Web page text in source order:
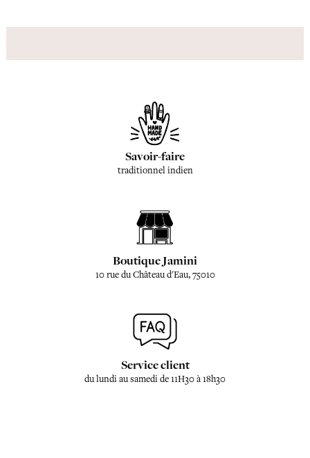
Savoir-faire
traditionnel indien
Boutique Jamini
10 rue du Château d'Eau, 75010
Service client
du lundi au samedi de 11H30 à 18h30